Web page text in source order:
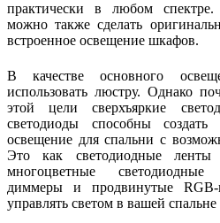
практически в любом
можно также сделать
встроенное освещение шкафов.
В качестве основного
использовать люстру. Однако
этой цели сверхъяркие
светодиоды способны создать
освещение для спальни с
Это как светодиодные
многоцветные
диммеры и продвинутые RGB-
управлять светом в вашей